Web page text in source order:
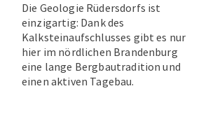
Die Geologie Rüdersdorfs ist
einzigartig: Dank des
Kalksteinaufschlusses gibt es nur
hier im nördlichen Brandenburg
eine lange Bergbautradition und
einen aktiven Tagebau.